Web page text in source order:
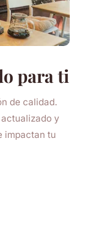
para ti
de calidad.
y
impactan tu